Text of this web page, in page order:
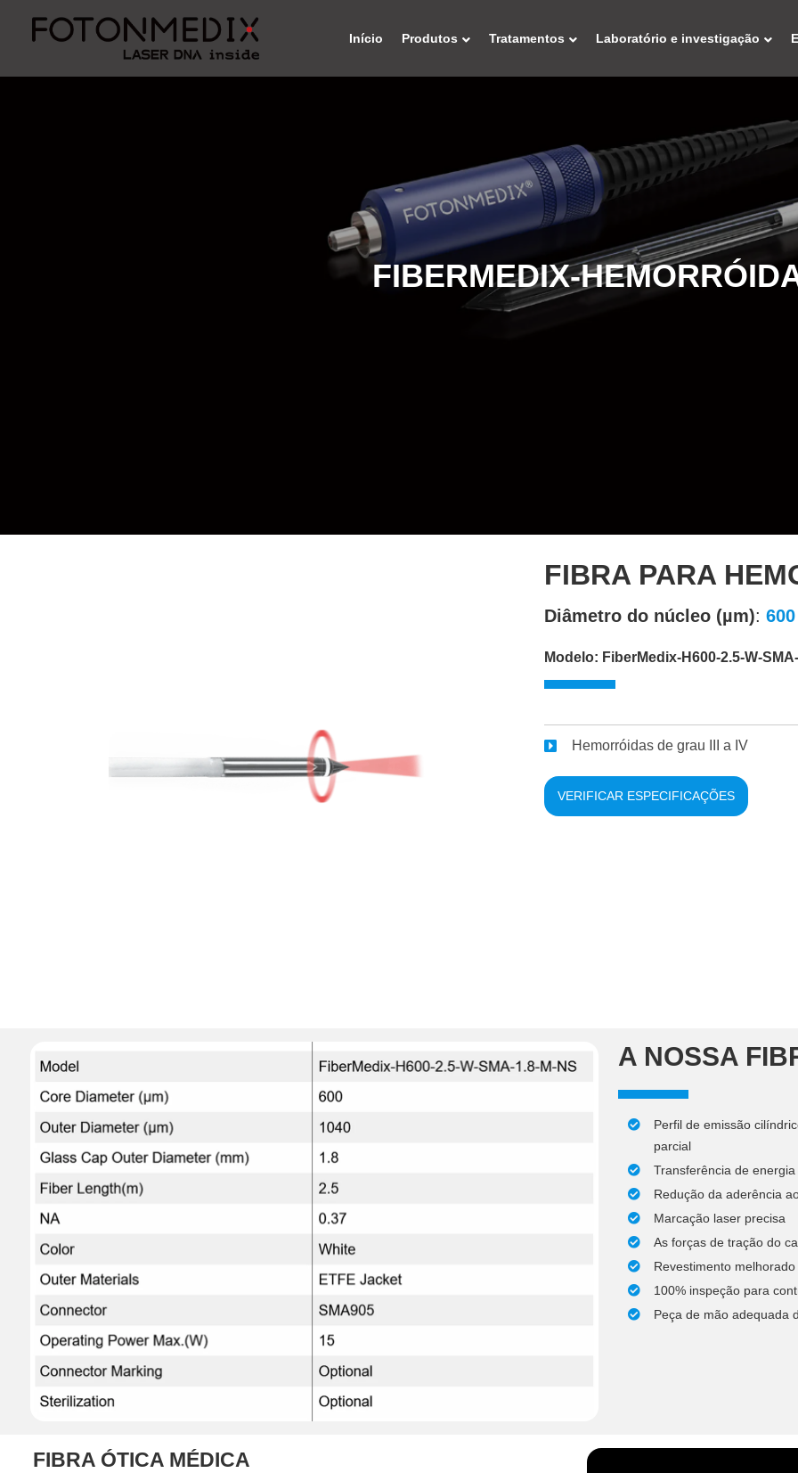
Início Produtos Tratamentos Laboratório e investigação
FIBERMEDIX-
FIBRA PARA
Diâmetro do núcleo (µm): 600
Modelo: FiberMedix-H600-2.5-W-
Hemorróidas de grau III a IV
VERIFICAR ESPECIFICAÇÕES
A NOSSA
Perfil de emissão
parcial
Transferência de
Redução da aderência
Marcação laser precisa
As forças de tração do
Revestimento
100% inspeção para
Peça de mão adequada
FIBRA ÓTICA MÉDICA